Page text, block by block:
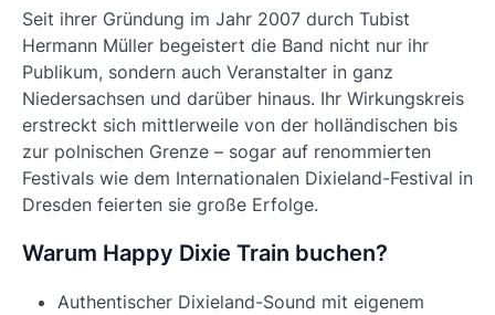
Seit ihrer Gründung im Jahr 2007 durch Tubist
Hermann Müller begeistert die Band nicht nur ihr
Publikum, sondern auch Veranstalter in ganz
Niedersachsen und darüber hinaus. Ihr Wirkungskreis
erstreckt sich mittlerweile von der holländischen bis
zur polnischen Grenze – sogar auf renommierten
Festivals wie dem Internationalen Dixieland-Festival in
Dresden feierten sie große Erfolge.
Warum Happy Dixie Train buchen?
Authentischer Dixieland-Sound mit eigenem